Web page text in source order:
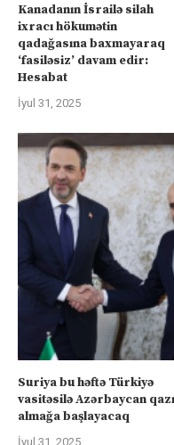
Kanadanın İsrailə silah
ixracı hökumətin
qadağasına baxmayaraq
‘fasiləsiz’ davam edir:
Hesabat
İyul 31, 2025
Suriya bu həftə Türkiyə
vasitəsilə Azərbaycan
almağa başlayacaq
İyul 31, 2025